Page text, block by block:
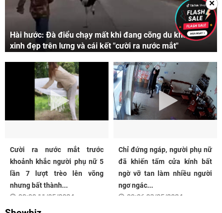
Hài hước: Đà điểu chạy mất khi đang cõng du khách
xinh đẹp trên lưng và cái kết "cười ra nước mắt"
Cười ra nước mắt trước
khoảnh khắc người phụ nữ 5
lần 7 lượt trèo lên võng
nhưng bất thành...
08:00 11/05/2024
Chỉ đứng ngáp, người phụ nữ
đã khiến tấm cửa kính bất
ngờ vỡ tan làm nhiều người
ngơ ngác...
09:06 03/05/2024
✕